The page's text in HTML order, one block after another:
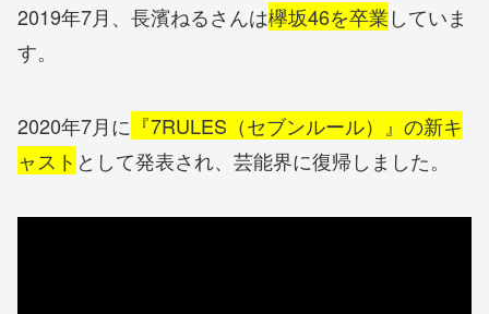
2019年7月、長濱ねるさんは欅坂46を卒業していま
す。
2020年7月に 『7RULES（セブンルール）』の新キ
ャスト として発表され、芸能界に復帰しました。